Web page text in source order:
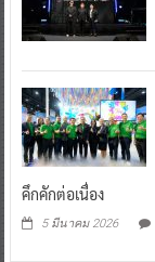
คึกคักต่อเนื่อง
5 มีนาคม 2026